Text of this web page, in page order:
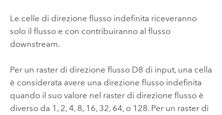
Le celle di direzione flusso indefinita riceveranno
solo il flusso e con contribuiranno al flusso
downstream.
Per un raster di direzione flusso D8 di input, una cella
è considerata avere una direzione flusso indefinita
quando il suo valore nel raster di direzione flusso è
diverso da 1, 2, 4, 8, 16, 32, 64, o 128. Per un raster di